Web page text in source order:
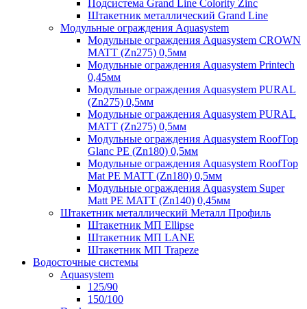
Подсистема Grand Line Colority Zinc
Штакетник металлический Grand Line
Модульные ограждения Aquasystem
Модульные ограждения Aquasystem CROWN
MATT (Zn275) 0,5мм
Модульные ограждения Aquasystem Printech
0,45мм
Модульные ограждения Aquasystem PURAL
(Zn275) 0,5мм
Модульные ограждения Aquasystem PURAL
MATT (Zn275) 0,5мм
Модульные ограждения Aquasystem RoofTop
Glanc PE (Zn180) 0,5мм
Модульные ограждения Aquasystem RoofTop
Mat PE MATT (Zn180) 0,5мм
Модульные ограждения Aquasystem Super
Matt PE MATT (Zn140) 0,45мм
Штакетник металлический Металл Профиль
Штакетник МП Ellipse
Штакетник МП LANE
Штакетник МП Trapeze
Водосточные системы
Aquasystem
125/90
150/100